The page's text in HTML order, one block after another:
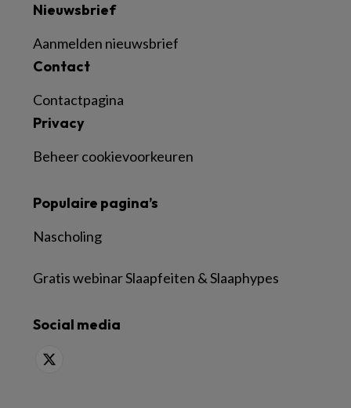
Nieuwsbrief
Aanmelden nieuwsbrief
Contact
Contactpagina
Privacy
Beheer cookievoorkeuren
Populaire pagina’s
Nascholing
Gratis webinar Slaapfeiten & Slaaphypes
Social media